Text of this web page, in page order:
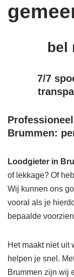
bel
7/7
Brummen:
Loodgieter in
of lekkage? Of
Wij kunnen ons
vooral als je
bepaalde
Het maakt niet uit
helpen je snel.
Brummen zijn wij